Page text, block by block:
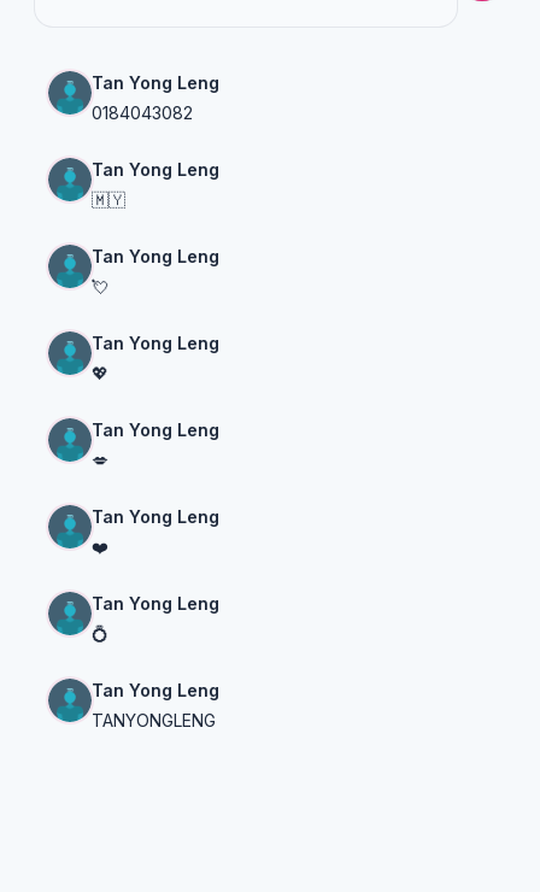
Tan Yong Leng
0184043082
Tan Yong Leng
🇲🇾
Tan Yong Leng
💘
Tan Yong Leng
💖
Tan Yong Leng
💋
Tan Yong Leng
❤️
Tan Yong Leng
💍
Tan Yong Leng
TANYONGLENG